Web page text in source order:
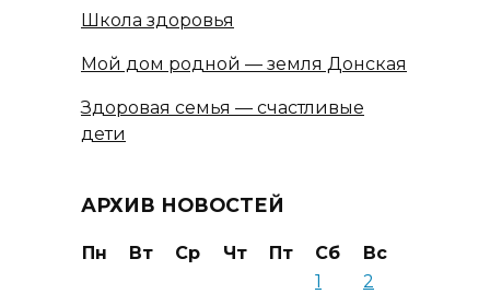
Школа здоровья
Мой дом родной — земля Донская
Здоровая семья — счастливые
дети
АРХИВ НОВОСТЕЙ
Пн Вт Ср Чт Пт Сб
Вс
1
2